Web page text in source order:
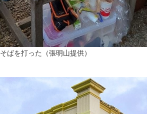
ばを打った（張明山提供）